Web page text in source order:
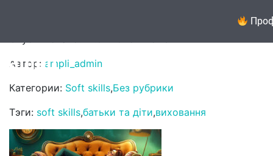
Автор: ampli_admin
Категории: Soft skills,Без рубрики
Тэги: soft skills,батьки та діти,виховання